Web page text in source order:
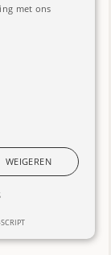
met ons
WEIGEREN